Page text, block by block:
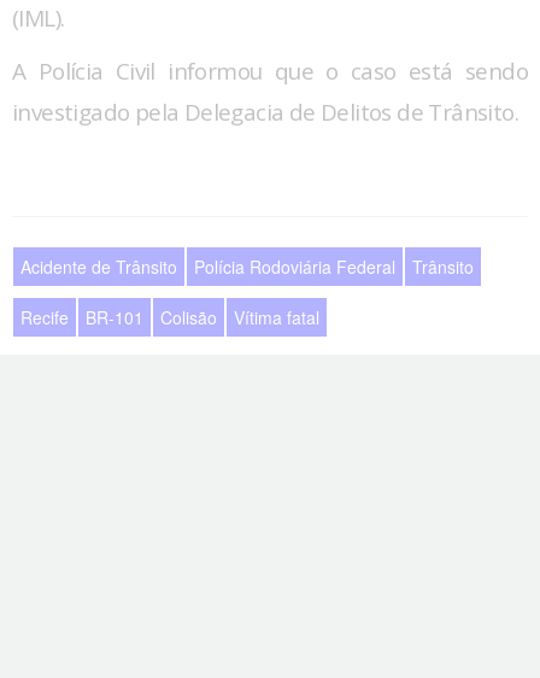
(IML).
A Polícia Civil informou que o caso está sendo
investigado pela Delegacia de Delitos de Trânsito.
Acidente de Trânsito Polícia Rodoviária Federal Trânsito
Recife BR-101 Colisão Vítima fatal